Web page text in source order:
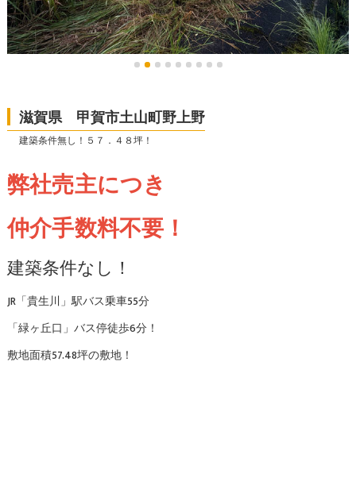
滋賀県 甲賀市土山町野上野
建築条件無し！５７．４８坪！
弊社売主につき
仲介手数料不要！
建築条件なし！
JR「貴生川」駅バス乗車55分
「緑ヶ丘口」バス停徒歩6分！
敷地面積57.48坪の敷地！